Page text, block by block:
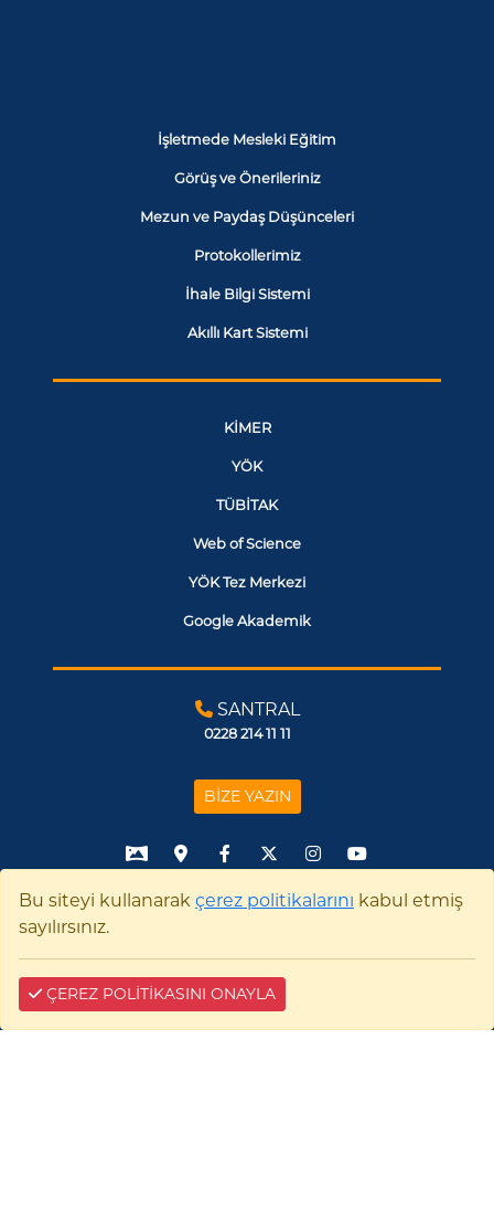
İşletmede Mesleki Eğitim
Görüş ve Önerileriniz
Mezun ve Paydaş Düşünceleri
Protokollerimiz
İhale Bilgi Sistemi
Akıllı Kart Sistemi
KİMER
YÖK
TÜBİTAK
Web of Science
YÖK Tez Merkezi
Google Akademik
SANTRAL
0228 214 11 11
BİZE YAZIN
Çerez Bilgilendirme
Bu siteyi kullanarak çerez politikalarını kabul etmiş
sayılırsınız.
ÇEREZ POLİTİKASINI ONAYLA